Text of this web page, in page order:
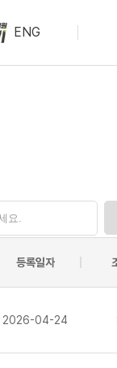
ENG
등록일자
2026-04-24